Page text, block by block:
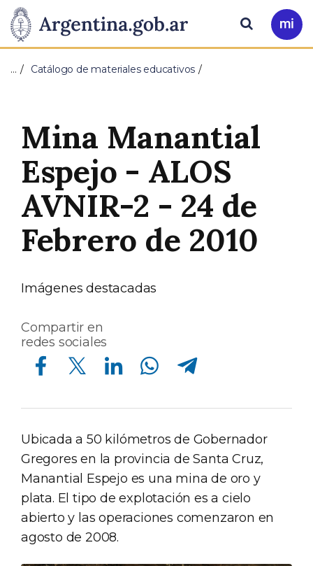
Presidencia
de
Nación
Pasar al contenido principal
Ir
a
Buscar
… Catálogo de materiales educativos
Mina Manantial
Espejo - ALOS
AVNIR-2 - 24 de
Febrero de 2010
Imágenes destacadas
Compartir en
redes sociales
Compartir en Facebook Compartir en Twitter Compartir en Linkedin Compartir en Whatsapp Compartir en Telegram
Ubicada a 50 kilómetros de Gobernador
Gregores en la provincia de Santa Cruz,
Manantial Espejo es una mina de oro y
plata. El tipo de explotación es a cielo
abierto y las operaciones comenzaron en
agosto de 2008.